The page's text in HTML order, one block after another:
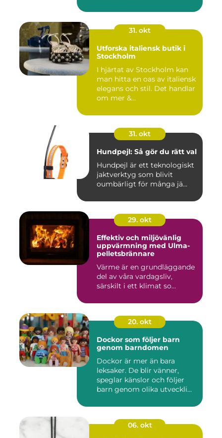
31. okt
Utforska italiensk butik i
Stockholm
I hjärtat av Stockholm kan
man hitta en oas av italiensk
elegans och stil. Det handlar
om mer &...
31. okt
Hundpejl: Så gör du rätt val
Hundpejl är ett teknologiskt
jaktverktyg som blivit
oumbärligt för många jä...
29. okt
Effektiv och miljövänlig
uppvärmning med Ulma-
pelletsbrännare
Värme är en grundläggande
del av våra vardagsliv,
särskilt i ett klimat so...
20. okt
Dockor som följer barn
genom barndomen
Dockor är mer än bara
leksaker. De blir vänner,
speglar känslor och följer
barn genom olika utveckli...
06. okt